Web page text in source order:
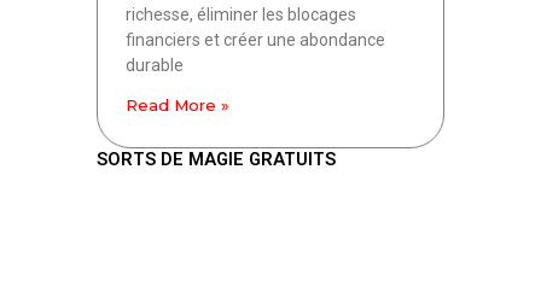
richesse, éliminer les blocages
financiers et créer une abondance
durable
Read More »
SORTS DE MAGIE GRATUITS